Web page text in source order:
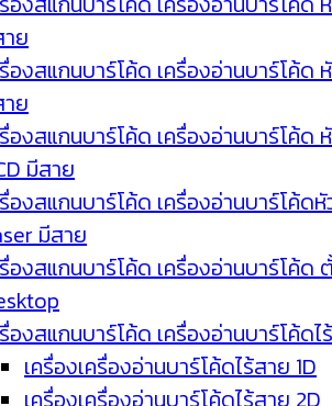
ย
องสแกนบาร์โค้ด เครื่องอ่านบาร์โค้ด
ย
องสแกนบาร์โค้ด เครื่องอ่านบาร์โค้ด
มีสาย
องสแกนบาร์โค้ด เครื่องอ่านบาร์โค้ด
มีสาย
องสแกนบาร์โค้ด เครื่องอ่านบาร์โค้ด
องสแกนบาร์โค้ด เครื่องอ่านบาร์โค้ดไ
เครื่องเครื่องอ่านบาร์โค้ดไร้สาย 1D
เครื่องเครื่องอ่านบาร์โค้ดไร้สาย 2D